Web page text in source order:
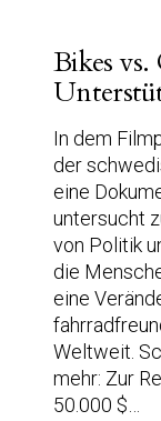
Bikes
In dem
der
eine
untersucht
von Politik
die
eine
Weltweit.
mehr: Zur
50.000 $…